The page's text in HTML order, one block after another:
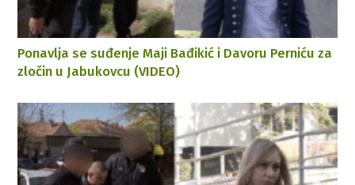
Ponavlja se suđenje Maji Bađikić i Davoru Perniću za
zločin u Jabukovcu (VIDEO)